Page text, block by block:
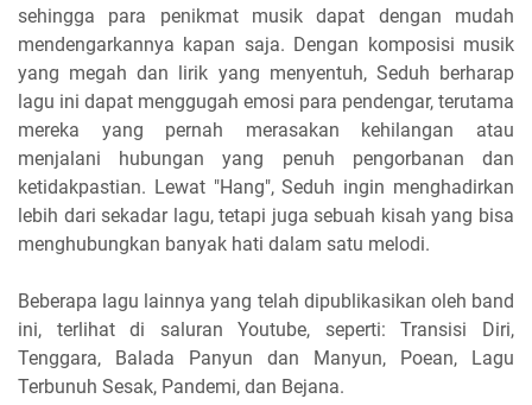
sehingga para penikmat musik dapat dengan mudah
mendengarkannya kapan saja. Dengan komposisi musik
yang megah dan lirik yang menyentuh, Seduh berharap
lagu ini dapat menggugah emosi para pendengar, terutama
mereka yang pernah merasakan kehilangan atau
menjalani hubungan yang penuh pengorbanan dan
ketidakpastian. Lewat "Hang", Seduh ingin menghadirkan
lebih dari sekadar lagu, tetapi juga sebuah kisah yang bisa
menghubungkan banyak hati dalam satu melodi.
Beberapa lagu lainnya yang telah dipublikasikan oleh band
ini, terlihat di saluran Youtube, seperti: Transisi Diri,
Tenggara, Balada Panyun dan Manyun, Poean, Lagu
Terbunuh Sesak, Pandemi, dan Bejana.